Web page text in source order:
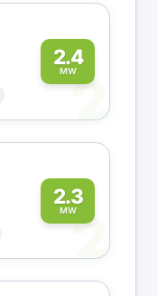
2.4
MW
2
2.3
MW2